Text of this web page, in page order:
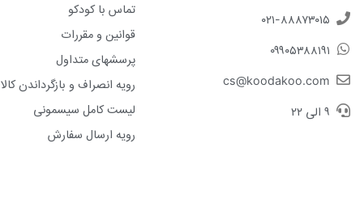
۰۲۱-۸۸۸۷۳۰۱۵
۰۹۹۰۵۳۸۸۱۹۱
cs@koodakoo.com
۹ الی ۲۲
تماس با کودکو
قوانین و مقررات
پرسشهای متداول
رویه انصراف و بازگرداندن کالا
لیست کامل سیسمونی
رویه ارسال سفارش